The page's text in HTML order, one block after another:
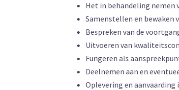
Het in behandeling nemen
Samenstellen en bewaken
Bespreken van de
Uitvoeren van
Fungeren als
Deelnemen aan en
Oplevering en aanvaarding